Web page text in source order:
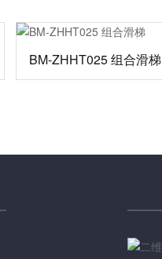
BM-ZHHT025 组合滑梯